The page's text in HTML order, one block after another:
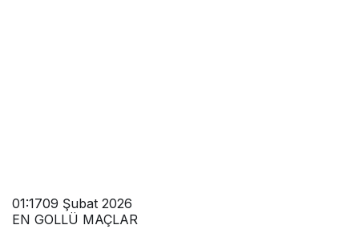
01:1709 Şubat 2026
EN GOLLÜ MAÇLAR